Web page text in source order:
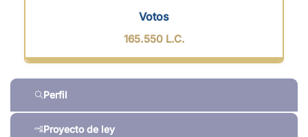
Perfil
Proyecto de ley
Votos
165.550 L.C.